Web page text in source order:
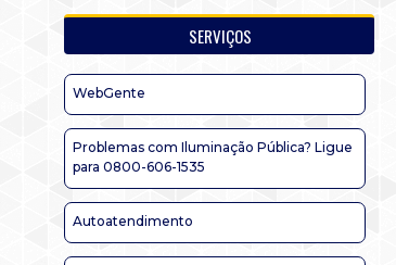
SERVIÇOS
WebGente
Problemas com Iluminação Pública? Ligue
para 0800-606-1535
Autoatendimento